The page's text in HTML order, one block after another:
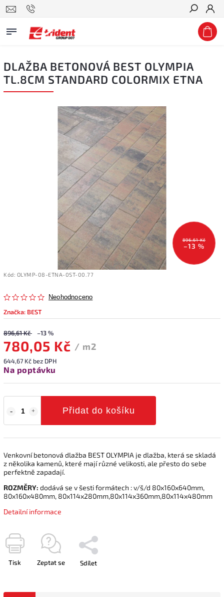
Hledat
DLAŽBA BETONOVÁ BEST OLYMPIA
TL.8CM STANDARD COLORMIX ETNA
896,61 Kč
–13 %
Kód: OLYMP-08-ETNA-0ST-00.77
Neohodnoceno
Značka: BEST
896,61 Kč –13 %
780,05 Kč / m2
644,67 Kč bez DPH
Na poptávku
Přidat do košíku
Venkovní betonová dlažba BEST OLYMPIA je dlažba, která se skladá
z několika kamenů, které mají různé velikosti, ale přesto do sebe
perfektně zapadají.
ROZMĚRY: dodává se v šesti formátech : v/š/d 80x160x640mm,
80x160x480mm, 80x114x280mm,80x114x360mm,80x114x480mm
Detailní informace
Tisk Zeptat se Sdílet